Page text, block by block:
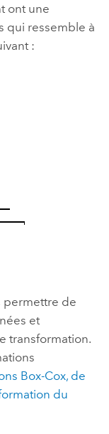
ont une
qui ressemble à
:
permettre de
et
transformation.
Box-Cox, de
du